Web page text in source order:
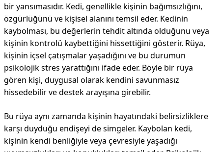
bir yansımasıdır. Kedi, genellikle kişinin bağımsızlığını,
özgürlüğünü ve kişisel alanını temsil eder. Kedinin
kaybolması, bu değerlerin tehdit altında olduğunu veya
kişinin kontrolü kaybettiğini hissettiğini gösterir. Rüya,
kişinin içsel çatışmalar yaşadığını ve bu durumun
psikolojik stres yarattığını ifade eder. Böyle bir rüya
gören kişi, duygusal olarak kendini savunmasız
hissedebilir ve destek arayışına girebilir.
Bu rüya aynı zamanda kişinin hayatındaki belirsizliklere
karşı duyduğu endişeyi de simgeler. Kaybolan kedi,
kişinin kendi benliğiyle veya çevresiyle yaşadığı